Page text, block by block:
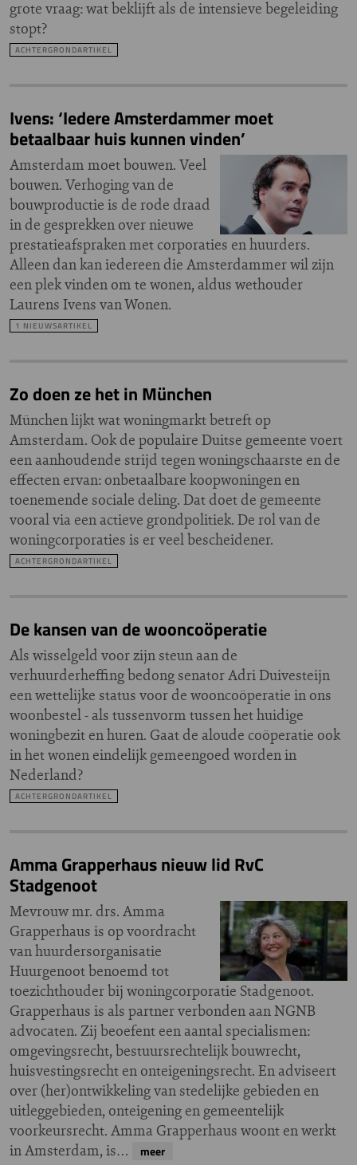
grote vraag: wat beklijft als de intensieve begeleiding
stopt?
ACHTERGRONDARTIKEL
Ivens: ‘Iedere Amsterdammer moet
betaalbaar huis kunnen vinden’
Amsterdam moet bouwen. Veel
bouwen. Verhoging van de
bouwproductie is de rode draad
in de gesprekken over nieuwe
prestatieafspraken met corporaties en huurders.
Alleen dan kan iedereen die Amsterdammer wil zijn
een plek vinden om te wonen, aldus wethouder
Laurens Ivens van Wonen.
1 NIEUWSARTIKEL
Zo doen ze het in München
München lijkt wat woningmarkt betreft op
Amsterdam. Ook de populaire Duitse gemeente voert
een aanhoudende strijd tegen woningschaarste en de
effecten ervan: onbetaalbare koopwoningen en
toenemende sociale deling. Dat doet de gemeente
vooral via een actieve grondpolitiek. De rol van de
woningcorporaties is er veel bescheidener.
ACHTERGRONDARTIKEL
De kansen van de wooncoöperatie
Als wisselgeld voor zijn steun aan de
verhuurderheffing bedong senator Adri Duivesteijn
een wettelijke status voor de wooncoöperatie in ons
woonbestel - als tussenvorm tussen het huidige
woningbezit en huren. Gaat de aloude coöperatie ook
in het wonen eindelijk gemeengoed worden in
Nederland?
ACHTERGRONDARTIKEL
Amma Grapperhaus nieuw lid RvC
Stadgenoot
Mevrouw mr. drs. Amma
Grapperhaus is op voordracht
van huurdersorganisatie
Huurgenoot benoemd tot
toezichthouder bij woningcorporatie Stadgenoot.
Grapperhaus is als partner verbonden aan NGNB
advocaten. Zij beoefent een aantal specialismen:
omgevingsrecht, bestuursrechtelijk bouwrecht,
huisvestingsrecht en onteigeningsrecht. En adviseert
over (her)ontwikkeling van stedelijke gebieden en
uitleggebieden, onteigening en gemeentelijk
voorkeursrecht. Amma Grapperhaus woont en werkt
in Amsterdam, is…
meer